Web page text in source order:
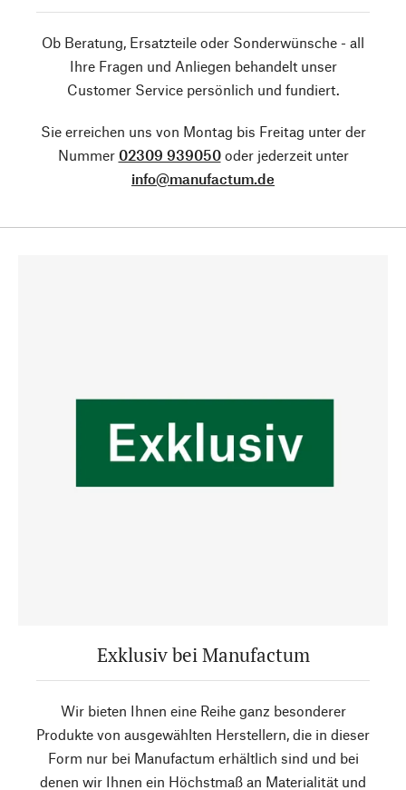
Ob Beratung, Ersatzteile oder Sonderwünsche - all
Ihre Fragen und Anliegen behandelt unser
Customer Service persönlich und fundiert.
Sie erreichen uns von Montag bis Freitag unter der
Nummer 02309 939050oder jederzeit unter
info@manufactum.de
Exklusiv bei Manufactum
Wir bieten Ihnen eine Reihe ganz besonderer
Produkte von ausgewählten Herstellern, die in dieser
Form nur bei Manufactum erhältlich sind und bei
denen wir Ihnen ein Höchstmaß an Materialität und